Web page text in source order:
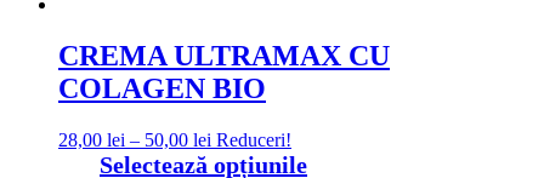
CREMA ULTRAMAX CU
COLAGEN BIO
28,00 lei – 50,00 lei Interval
de
Reduceri!
Selectează opțiunile